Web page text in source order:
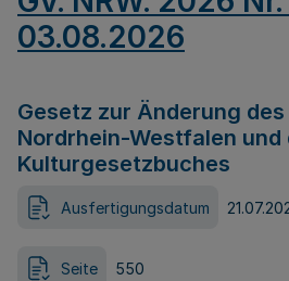
03.08.2026
Gesetz zur Änderung
Nordrhein-Westfalen und
Kulturgesetzbuches
Ausfertigungsdatum
Seite 550